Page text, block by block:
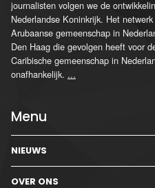
journalisten volgen we de
Nederlandse Koninkrijk. Het
Arubaanse gemeenschap in
Den Haag die gevolgen heeft voor
Caribische gemeenschap in
onafhankelijk. ...
Menu
NIEUWS
OVER ONS